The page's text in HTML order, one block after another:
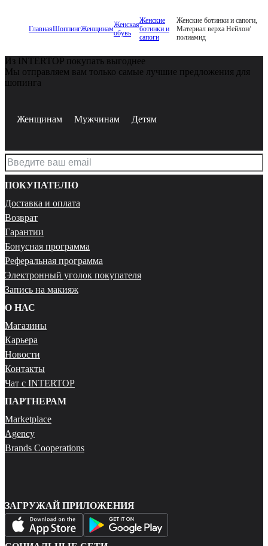
ГлавнаяШоппингЖенщинамЖенская
обувь
Женские
ботинки и
сапоги
Женские ботинки и сапоги,
Материал верха Нейлон/
полиамид
Из INTERTOP покупать выгоднее
Мы отправляем вам только самые лучшие предложения для
шопинга
Женщинам Мужчинам Детям
ПОКУПАТЕЛЮ
Доставка и оплата
Возврат
Гарантии
Бонусная программа
Реферальная программа
Электронный уголок покупателя
Запись на макияж
О НАС
Магазины
Карьера
Новости
Контакты
Чат с INTERTOP
ПАРТНЕРАМ
Marketplace
Agency
Brands Cooperations
ЗАГРУЖАЙ ПРИЛОЖЕНИЯ